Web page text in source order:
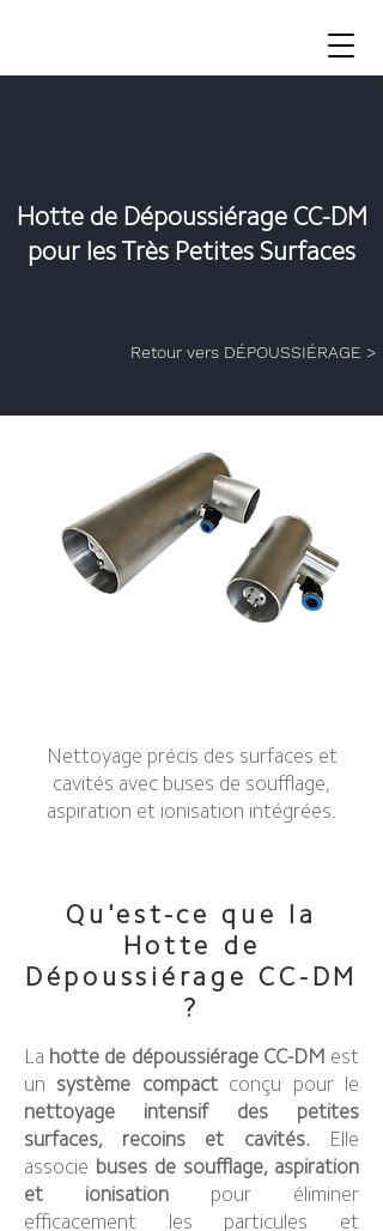
Hotte de Dépoussiérage CC-DM
pour les Très Petites Surfaces
Retour vers DÉPOUSSIÉRAGE >
Nettoyage précis des surfaces et
cavités avec buses de soufflage,
aspiration et ionisation intégrées.
Qu'est-ce que la
Hotte de
Dépoussiérage CC-DM
?
La hotte de dépoussiérage CC-DM est
un système compactconçu pour le
nettoyage intensif des petites
surfaces, recoins et cavités.Elle
associe buses de soufflage, aspiration
et ionisation pour éliminer
efficacement les particules et